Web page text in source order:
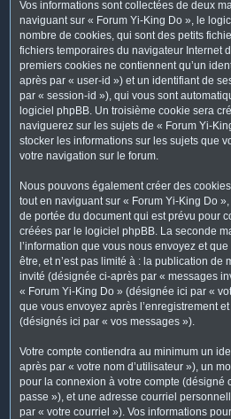
Vos informations sont collectées de deux
naviguant sur « Forum Yi-King Do », le
nombre de cookies, qui sont des petits
fichiers temporaires du navigateur Internet
premiers cookies ne contiennent qu’un
après par « user-id ») et un identifiant de
par « session-id »), qui vous sont
logiciel phpBB. Un troisième cookie sera
naviguerez sur les sujets de « Forum Yi-
stocker les informations sur les sujets que
votre navigation sur le forum.
Nous pouvons également créer des
tout en naviguant sur « Forum Yi-King Do
de portée du document qui est prévu pour
créées par le logiciel phpBB. La seconde
l’information que vous nous envoyez et
être, et n’est pas limité à : la publication de
invité (désignée ci-après par « messages
« Forum Yi-King Do » (désignée ici par «
que vous envoyez après l’enregistrement
(désignés ici par « vos messages »).
Votre compte contiendra au minimum un
après par « votre nom d’utilisateur »), un
pour la connexion à votre compte (désigné
passe »), et une adresse courriel
par « votre courriel »). Vos informations